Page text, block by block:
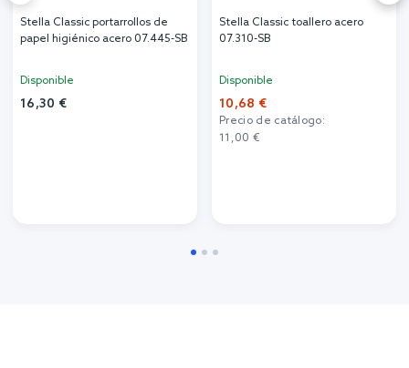
Stella Classic portarrollos de
papel higiénico acero 07.445-SB
Disponible
16,30 €
Stella Classic toallero acero
07.310-SB
Disponible
10,68 €
Precio de catálogo:
11,00 €